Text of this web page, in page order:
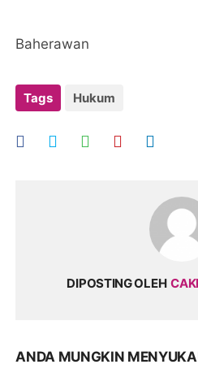
Baherawan
Tags Hukum
DIPOSTING OLEH
ANDA MUNGKIN